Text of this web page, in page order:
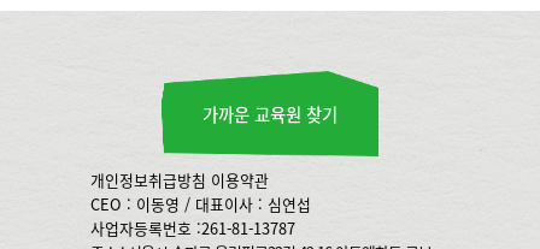
개인정보취급방침 이용약관
CEO : 이동영 / 대표이사 : 심연섭
사업자등록번호 :261-81-13787
가까운 교육원 찾기